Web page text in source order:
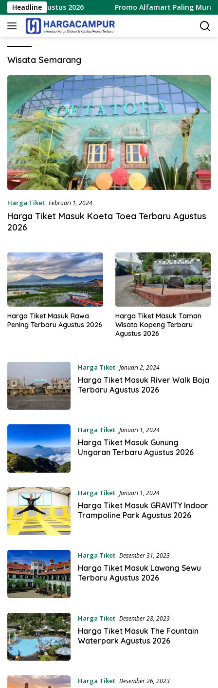
Langsung
ke
konten
Headline
– 15 Agustus 2026 Promo Alfamart Paling Murah
Wisata Semarang
Harga Tiket Februari 1, 2024
Harga Tiket Masuk Koeta Toea Terbaru Agustus
2026
Harga Tiket Masuk Rawa
Pening Terbaru Agustus 2026
Harga Tiket Masuk Taman
Wisata Kopeng Terbaru
Agustus 2026
Harga Tiket Januari 2, 2024
Harga Tiket Masuk River Walk Boja
Terbaru Agustus 2026
Harga Tiket Januari 1, 2024
Harga Tiket Masuk Gunung
Ungaran Terbaru Agustus 2026
Harga Tiket Januari 1, 2024
Harga Tiket Masuk GRAVITY Indoor
Trampoline Park Agustus 2026
Harga Tiket Desember 31, 2023
Harga Tiket Masuk Lawang Sewu
Terbaru Agustus 2026
Harga Tiket Desember 28, 2023
Harga Tiket Masuk The Fountain
Waterpark Agustus 2026
Harga Tiket Desember 26, 2023